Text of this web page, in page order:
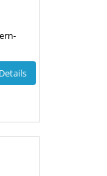
Details